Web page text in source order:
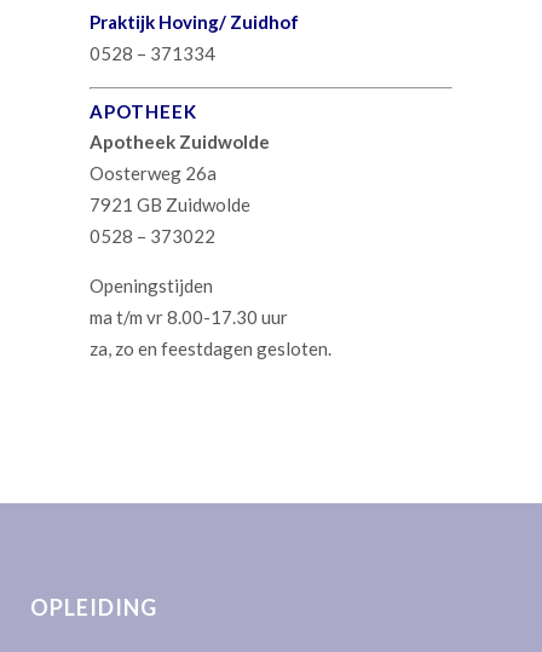
Praktijk Hoving/ Zuidhof
0528 – 371334
APOTHEEK
Apotheek Zuidwolde
Oosterweg 26a
7921 GB Zuidwolde
0528 – 373022
Openingstijden
ma t/m vr 8.00-17.30 uur
za, zo en feestdagen gesloten.
OPLEIDING